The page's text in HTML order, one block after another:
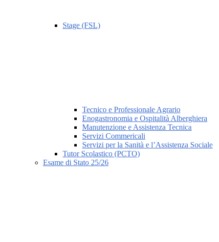
Stage (FSL)
Tecnico e Professionale Agrario
Enogastronomia e Ospitalità Alberghiera
Manutenzione e Assistenza Tecnica
Servizi Commericali
Servizi per la Sanità e l’Assistenza Sociale
Tutor Scolastico (PCTO)
Esame di Stato 25/26